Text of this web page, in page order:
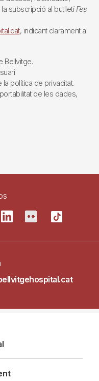
subscripció al butlletí Fes
, indicant clarament a
Bellvitge.
política de privacitat.
de les dades,